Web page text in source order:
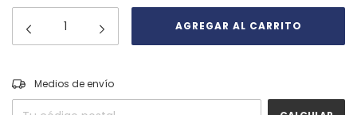
Entregas para el CP:
Medios de envío